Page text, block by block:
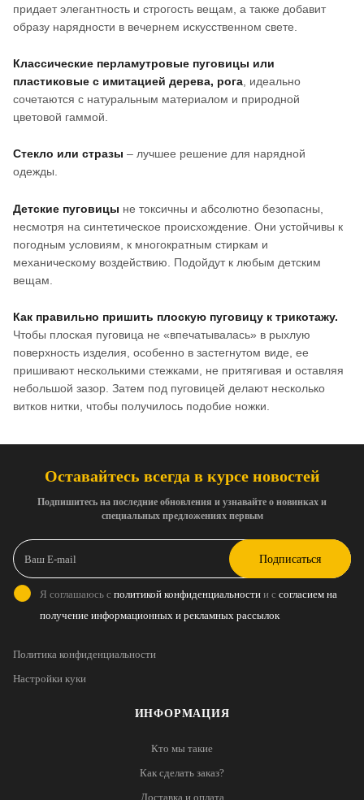
придает элегантность и строгость вещам, а также добавит
образу нарядности в вечернем искусственном свете.
Классические перламутровые пуговицы или
пластиковые с имитацией дерева, рога , идеально
сочетаются с натуральным материалом и природной
цветовой гаммой.
Стекло или стразы – лучшее решение для нарядной
одежды.
Детские пуговицы не токсичны и абсолютно безопасны,
несмотря на синтетическое происхождение. Они устойчивы к
погодным условиям, к многократным стиркам и
механическому воздействию. Подойдут к любым детским
вещам.
Как правильно пришить плоскую пуговицу к трикотажу.
Чтобы плоская пуговица не «впечатывалась» в рыхлую
поверхность изделия, особенно в застегнутом виде, ее
пришивают несколькими стежками, не притягивая и оставляя
небольшой зазор. Затем под пуговицей делают несколько
витков нитки, чтобы получилось подобие ножки.
ИНФОРМАЦИЯ
Кто мы такие
Как сделать заказ?
Доставка и оплата
Оставайтесь всегда в курсе новостей
Подпишитесь на последние обновления и узнавайте о новинках и
специальных предложениях первым
Подписаться
Я соглашаюсь с политикой конфиденциальности и с согласием на
получение информационных и рекламных рассылок
Политика конфиденциальности
Настройки куки